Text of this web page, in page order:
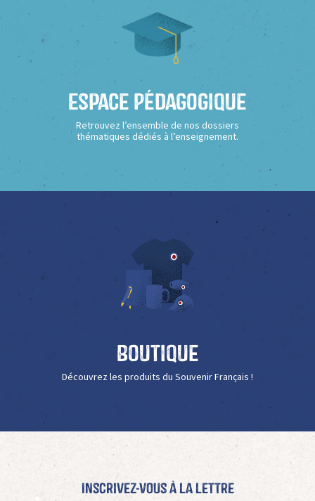
Espace Pédagogique
Retrouvez l’ensemble de nos dossiers
thématiques dédiés à l’enseignement.
Boutique
Découvrez les produits du Souvenir Français !
Inscrivez-vous à La Lettre